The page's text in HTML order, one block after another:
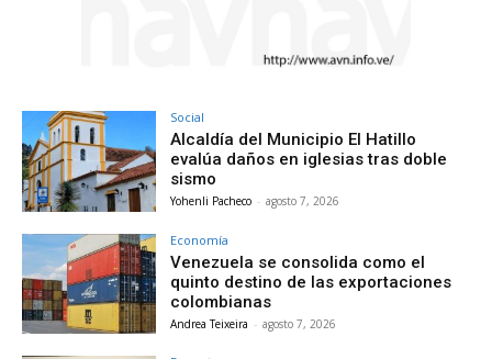
Social
Alcaldía del Municipio El Hatillo
evalúa daños en iglesias tras doble
sismo
Yohenli Pacheco - agosto 7, 2026
Economía
Venezuela se consolida como el
quinto destino de las exportaciones
colombianas
Andrea Teixeira - agosto 7, 2026